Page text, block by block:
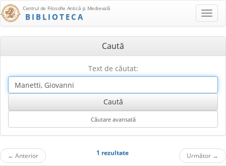
Centrul de Filosofie Antică şi Medievală
BIBLIOTECA
Caută
Text de căutat:
← Anterior 1 rezultate Următor →